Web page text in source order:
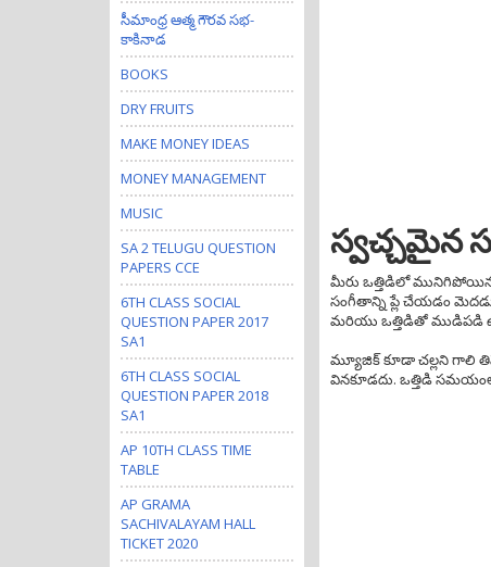
స్వచ్చమైన
మీరు ఒత్తిడిలో
సంగీతాన్ని ప్లే చేయడం మెదడు
మరియు ఒత్తిడితో ముడిపడి
మ్యూజిక్ కూడా చల్లని గాలి
వినకూడదు. ఒత్తిడి
సీమాంధ్ర ఆత్మ గౌరవ సభ-
కాకినాడ
BOOKS
DRY FRUITS
MAKE MONEY IDEAS
MONEY MANAGEMENT
MUSIC
SA 2 TELUGU QUESTION
PAPERS CCE
6TH CLASS SOCIAL
QUESTION PAPER 2017
SA1
6TH CLASS SOCIAL
QUESTION PAPER 2018
SA1
AP 10TH CLASS TIME
TABLE
AP GRAMA
SACHIVALAYAM HALL
TICKET 2020